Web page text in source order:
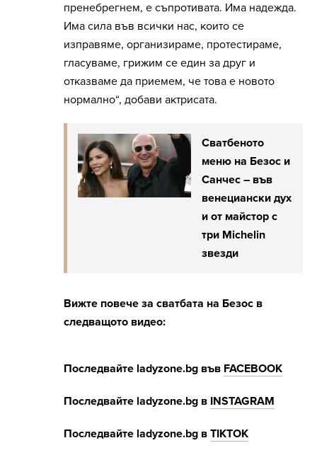
пренебрегнем, е съпротивата. Има надежда.
Има сила във всички нас, които се
изправяме, организираме, протестираме,
гласуваме, грижим се един за друг и
отказваме да приемем, че това е новото
нормално“, добави актрисата.
Сватбеното
меню на Безос и
Санчес – във
венециански дух
и от майстор с
три Michelin
звезди
Вижте повече за сватбата на Безос в
следващото видео:
Последвайте ladyzone.bg във FACEBOOK
Последвайте ladyzone.bg в INSTAGRAM
Последвайте ladyzone.bg в ТIKTOK